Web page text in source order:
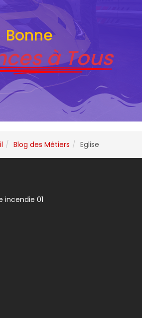
Bonne
à Tous
Blog des Métiers Eglise